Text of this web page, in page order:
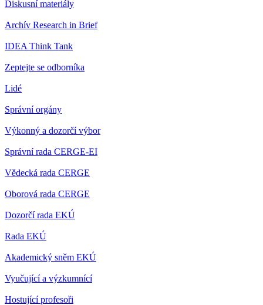
Diskusní materiály
Archív Research in Brief
IDEA Think Tank
Zeptejte se odborníka
Lidé
Správní orgány
Výkonný a dozorčí výbor
Správní rada CERGE-EI
Vědecká rada CERGE
Oborová rada CERGE
Dozorčí rada EKÚ
Rada EKÚ
Akademický sněm EKÚ
Vyučující a výzkumnící
Hostující profesoři